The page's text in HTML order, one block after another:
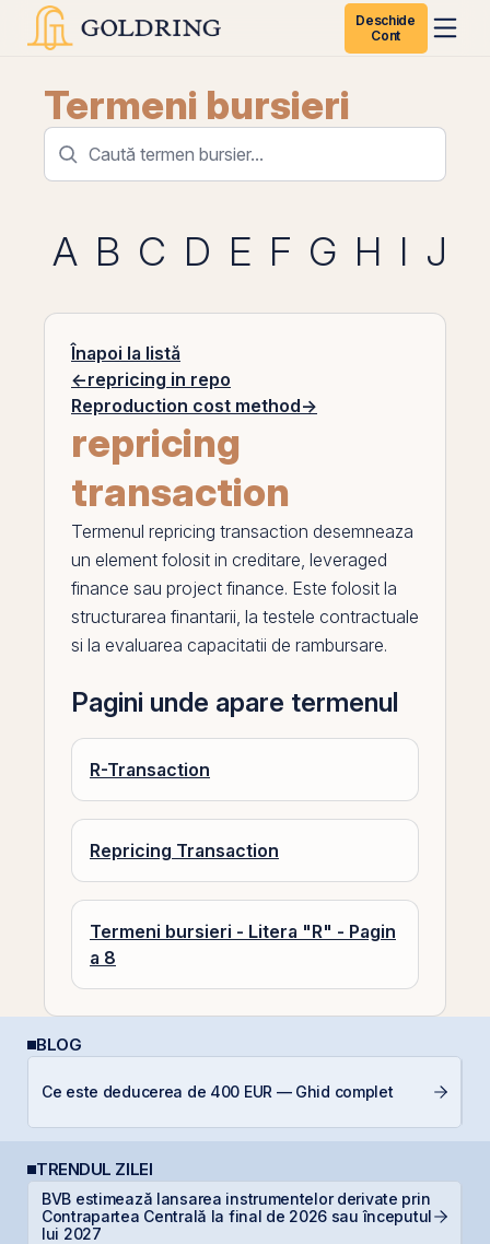
Deschide
Cont
Termeni bursieri
A B C D E F G H I J
Înapoi la listă
←repricing in repo
Reproduction cost method→
repricing
transaction
Termenul repricing transaction desemneaza
un element folosit in creditare, leveraged
finance sau project finance. Este folosit la
structurarea finantarii, la testele contractuale
si la evaluarea capacitatii de rambursare.
Pagini unde apare termenul
R-Transaction
Repricing Transaction
Termeni bursieri - Litera "R" - Pagin
a 8
BLOG
Ce este deducerea de 400 EUR — Ghid complet
TRENDUL ZILEI
BVB estimează lansarea instrumentelor derivate prin
Contrapartea Centrală la final de 2026 sau începutul
lui 2027